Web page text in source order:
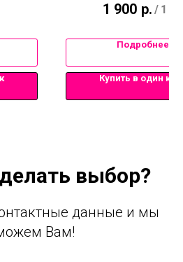
1 900 р. / 1 pc
Подробнее
Купить в один
выбор?
данные и мы
Вам!